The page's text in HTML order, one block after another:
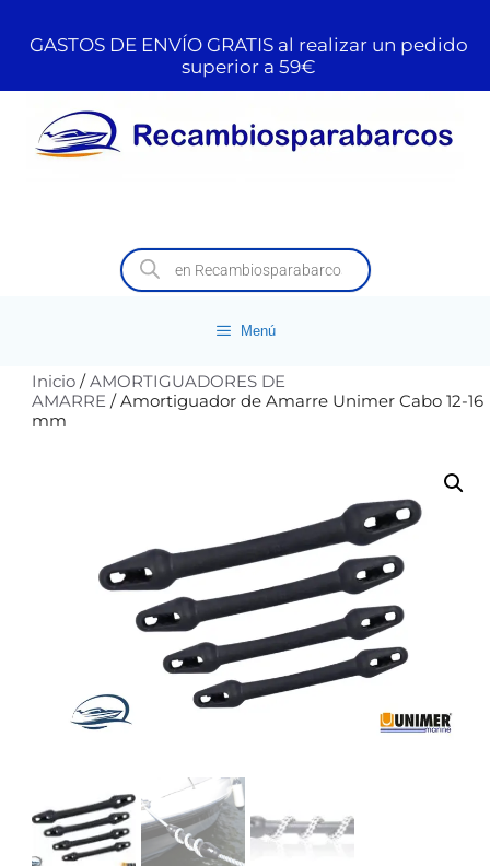
GASTOS DE ENVÍO GRATIS al realizar un pedido
superior a 59€
Menú
Inicio /AMORTIGUADORES DE
AMARRE / Amortiguador de Amarre Unimer Cabo 12-16
mm